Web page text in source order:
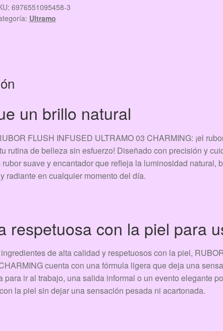
6976551095458-3
Ultramo
un brillo natural
FLUSH INFUSED ULTRAMO 03 CHARMING: ¡el
rutina de belleza sin esfuerzo! Diseñado con precisión y
suave y encantador que refleja la luminosidad natural,
radiante en cualquier momento del día.
respetuosa con la piel para
de alta calidad y respetuosos con la piel,
cuenta con una fórmula ligera que deja una
para ir al trabajo, una salida informal o un evento elegante
la piel sin dejar una sensación pesada ni acartonada.